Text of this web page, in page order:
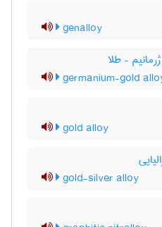
genalloy
– طلا
germanium-gold
gold alloy
gold-silver alloy